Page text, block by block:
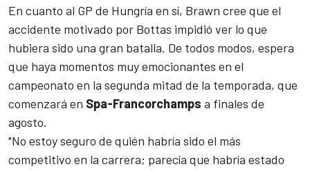
En cuanto al GP de Hungría en sí, Brawn cree que el
accidente motivado por Bottas impidió ver lo que
hubiera sido una gran batalla. De todos modos, espera
que haya momentos muy emocionantes en el
campeonato en la segunda mitad de la temporada, que
comenzará en Spa-Francorchamps a finales de
agosto.
"No estoy seguro de quién habría sido el más
competitivo en la carrera; parecía que habría estado